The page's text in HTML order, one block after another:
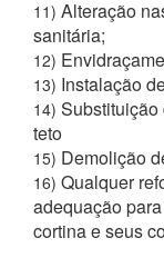
11) Alteração
sanitária;
12)
13) Instalação
14) Substituição
teto
15) Demolição
16) Qualquer
adequação
cortina e seus